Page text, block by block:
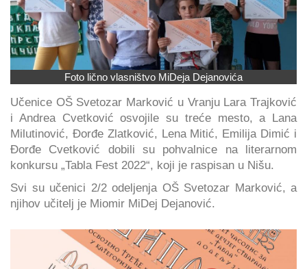
Foto lično vlasništvo MiDeja Dejanovića
Učenice OŠ Svetozar Marković u Vranju Lara Trajković
i Andrea Cvetković osvojile su treće mesto, a Lana
Milutinović, Đorđe Zlatković, Lena Mitić, Emilija Dimić i
Đorđe Cvetković dobili su pohvalnice na literarnom
konkursu „Tabla Fest 2022“, koji je raspisan u Nišu.
Svi su učenici 2/2 odeljenja OŠ Svetozar Marković, a
njihov učitelj je Miomir MiDej Dejanović.